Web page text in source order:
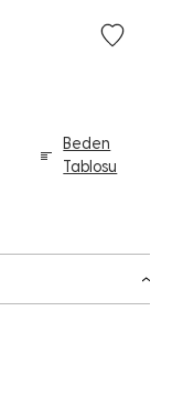
Beden
Tablosu